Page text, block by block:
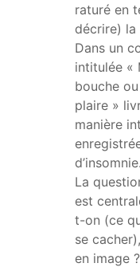
raturé en
décrire) la
Dans un
intitulée «
bouche
plaire »
manière
d’insomnie.
La
est
t-on (ce
se
en image